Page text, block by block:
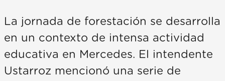
La jornada de forestación se desarrolla
en un contexto de intensa actividad
educativa en Mercedes. El intendente
Ustarroz mencionó una serie de